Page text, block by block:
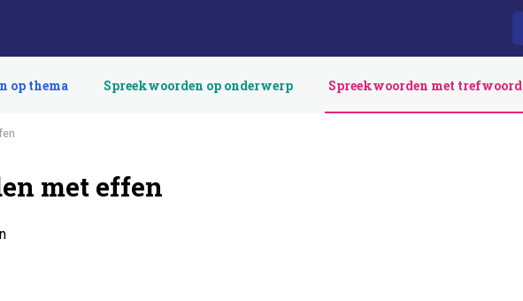
op thema Spreekwoorden op onderwerp Spreekwoorden met trefwoord
met effen